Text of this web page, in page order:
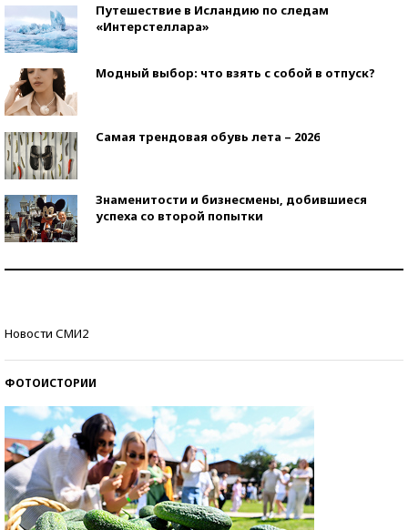
Путешествие в Исландию по следам
«Интерстеллара»
Модный выбор: что взять с собой в отпуск?
Самая трендовая обувь лета – 2026
Знаменитости и бизнесмены, добившиеся
успеха со второй попытки
Новости СМИ2
ФОТОИСТОРИИ